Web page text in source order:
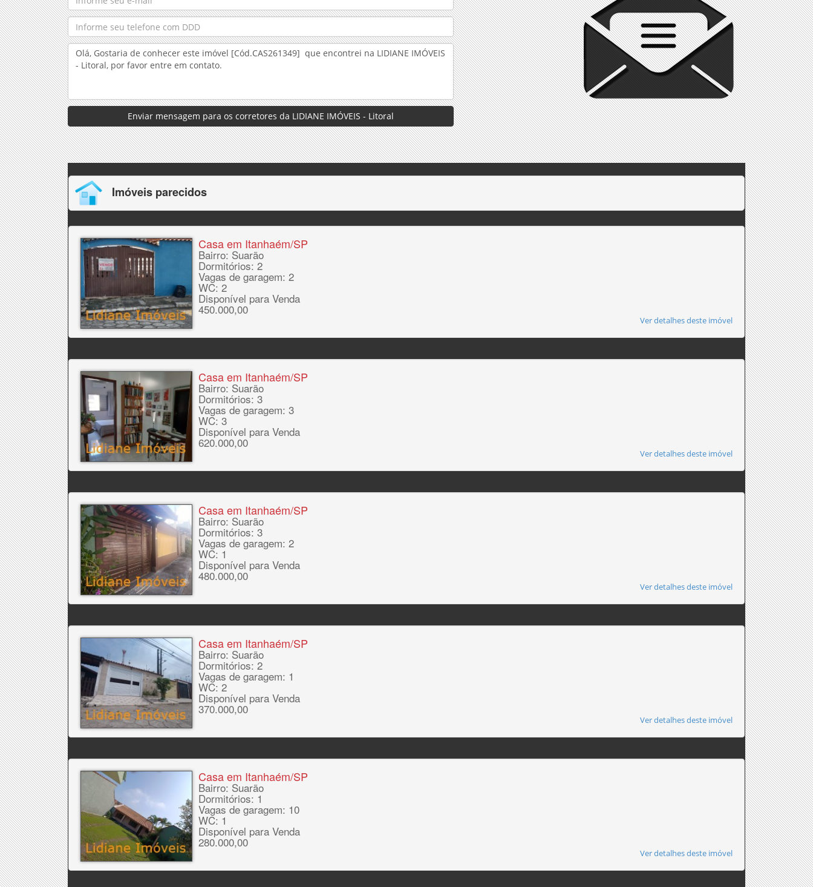
Enviar mensagem para os corretores da LIDIANE IMÓVEIS - Litoral
Imóveis parecidos
Casa em Itanhaém/SP
Bairro: Suarão
Dormitórios: 2
Vagas de garagem: 2
WC: 2
Disponível para Venda
450.000,00
Ver detalhes deste imóvel
Casa em Itanhaém/SP
Bairro: Suarão
Dormitórios: 3
Vagas de garagem: 3
WC: 3
Disponível para Venda
620.000,00
Ver detalhes deste imóvel
Casa em Itanhaém/SP
Bairro: Suarão
Dormitórios: 3
Vagas de garagem: 2
WC: 1
Disponível para Venda
480.000,00
Ver detalhes deste imóvel
Casa em Itanhaém/SP
Bairro: Suarão
Dormitórios: 2
Vagas de garagem: 1
WC: 2
Disponível para Venda
370.000,00
Ver detalhes deste imóvel
Casa em Itanhaém/SP
Bairro: Suarão
Dormitórios: 1
Vagas de garagem: 10
WC: 1
Disponível para Venda
280.000,00
Ver detalhes deste imóvel